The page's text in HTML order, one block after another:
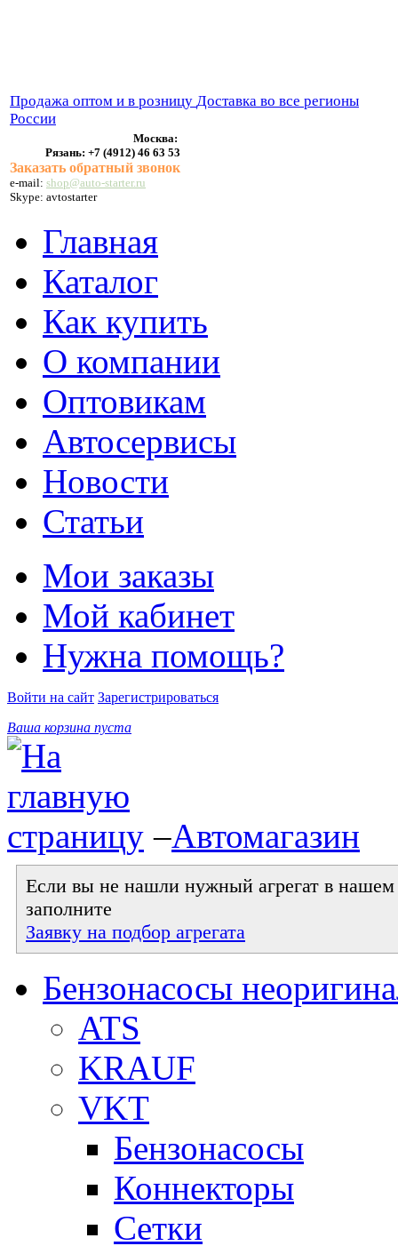
Продажа оптом и в розницу Доставка во все регионы
России
Москва:
Рязань: +7 (4912) 46 63 53
Заказать обратный звонок
e-mail: shop@auto-starter.ru
Skype: avtostarter
Главная
Каталог
Как купить
О компании
Оптовикам
Автосервисы
Новости
Статьи
Мои заказы
Мой кабинет
Нужна помощь?
Войти на сайт Зарегистрироваться
Ваша корзина пуста
–Автомагазин
Если вы не нашли нужный агрегат в нашем
заполните
Заявку на подбор агрегата
Бензонасосы
ATS
KRAUF
VKT
Бензонасосы
Коннекторы
Сетки